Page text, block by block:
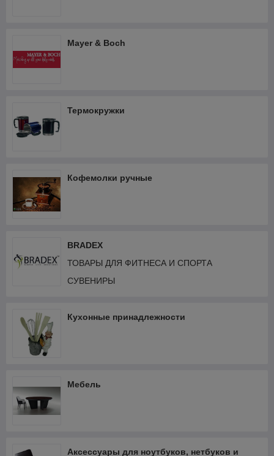
Mayer & Boch
Термокружки
Кофемолки ручные
BRADEX
ТОВАРЫ ДЛЯ ФИТНЕСА И СПОРТА
СУВЕНИРЫ
Кухонные принадлежности
Мебель
Аксессуары для ноутбуков, нетбуков и